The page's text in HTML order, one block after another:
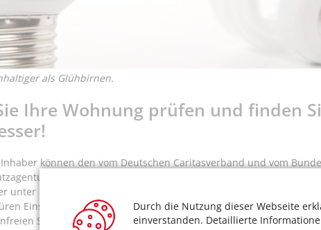
Durch die Nutzung dieser Webseite
einverstanden. Detaillierte
als Glühbirnen.
Ihre Wohnung prüfen und finden
können den vom Deutschen Caritasverband und vom
organisierten Stromsparcheck kostenlos in Anspruch
unter Beachtung der coronabedingten Hygieneauflagen in der
Einsparpotenziale auf, geben praktische Tipps zum
Soforthilfen wie LEDs, schaltbaren Steckdosenleisten und